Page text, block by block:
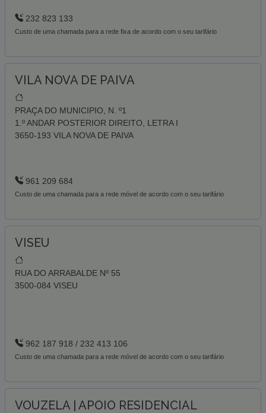
232 823 133
Custo de uma chamada para a rede fixa de acordo com o seu tarifário
VILA NOVA DE PAIVA
PRAÇA DO MUNICIPIO, N. º1
1.º ANDAR POSTERIOR DIREITO, LETRA I
3650-193 VILA NOVA DE PAIVA
961 209 684
Custo de uma chamada para a rede móvel de acordo com o seu tarifário
VISEU
RUA DO ARRABALDE Nº 55
3500-084 VISEU
962 187 918 / 232 413 106
Custo de uma chamada para a rede móvel de acordo com o seu tarifário
VOUZELA | APOIO RESIDENCIAL